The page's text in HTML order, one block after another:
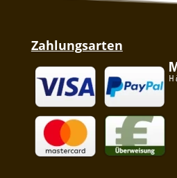
Zahlungsarten